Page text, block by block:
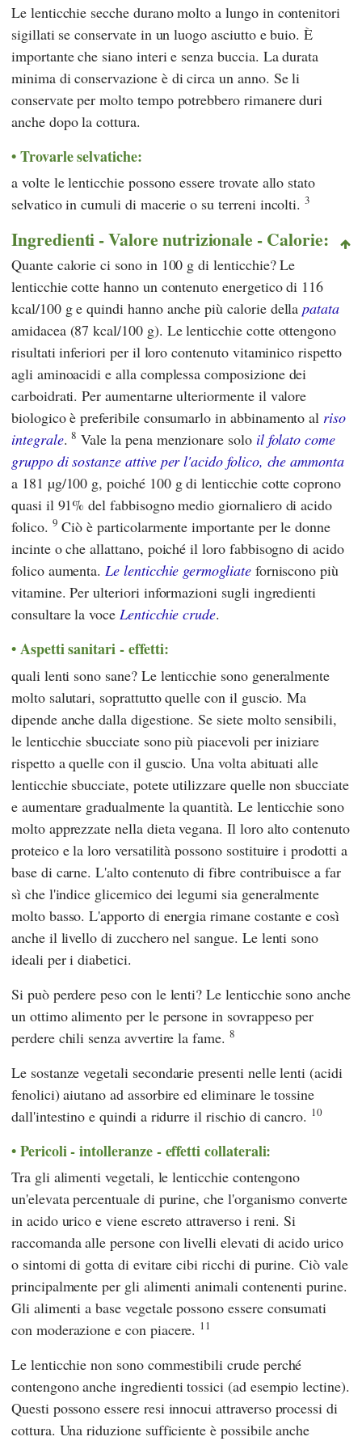
Le lenticchie secche durano molto a lungo in contenitori
sigillati se conservate in un luogo asciutto e buio. È
importante che siano interi e senza buccia. La durata
minima di conservazione è di circa un anno. Se li
conservate per molto tempo potrebbero rimanere duri
anche dopo la cottura.
Trovarle selvatiche:
a volte le lenticchie possono essere trovate allo stato
selvatico in cumuli di macerie o su terreni incolti.3
Ingredienti - Valore nutrizionale - Calorie:
Quante calorie ci sono in 100 g di lenticchie? Le
lenticchie cotte hanno un contenuto energetico di 116
kcal/100 g e quindi hanno anche più calorie dellapatata
amidacea (87 kcal/100 g). Le lenticchie cotte ottengono
risultati inferiori per il loro contenuto vitaminico rispetto
agli aminoacidi e alla complessa composizione dei
carboidrati. Per aumentarne ulteriormente il valore
biologico è preferibile consumarlo in abbinamento al riso
integrale.8 Vale la pena menzionare solo il folato come
gruppo di sostanze attive per l'acido folico, che ammonta
a 181 µg/100 g, poiché 100 g di lenticchie cotte coprono
quasi il 91% del fabbisogno medio giornaliero di acido
folico. 9 Ciò è particolarmente importante per le donne
incinte o che allattano, poiché il loro fabbisogno di acido
folico aumenta.Le lenticchie germogliateforniscono più
vitamine. Per ulteriori informazioni sugli ingredienti
consultare la voce Lenticchie crude.
Aspetti sanitari - effetti:
quali lenti sono sane? Le lenticchie sono generalmente
molto salutari, soprattutto quelle con il guscio. Ma
dipende anche dalla digestione. Se siete molto sensibili,
le lenticchie sbucciate sono più piacevoli per iniziare
rispetto a quelle con il guscio. Una volta abituati alle
lenticchie sbucciate, potete utilizzare quelle non sbucciate
e aumentare gradualmente la quantità. Le lenticchie sono
molto apprezzate nella dieta vegana. Il loro alto contenuto
proteico e la loro versatilità possono sostituire i prodotti a
base di carne. L'alto contenuto di fibre contribuisce a far
sì che l'indice glicemico dei legumi sia generalmente
molto basso. L'apporto di energia rimane costante e così
anche il livello di zucchero nel sangue. Le lenti sono
ideali per i diabetici.
Si può perdere peso con le lenti? Le lenticchie sono anche
un ottimo alimento per le persone in sovrappeso per
perdere chili senza avvertire la fame. 8
Le sostanze vegetali secondarie presenti nelle lenti (acidi
fenolici) aiutano ad assorbire ed eliminare le tossine
dall'intestino e quindi a ridurre il rischio di cancro. 10
Pericoli - intolleranze - effetti collaterali:
Tra gli alimenti vegetali, le lenticchie contengono
un'elevata percentuale di purine, che l'organismo converte
in acido urico e viene escreto attraverso i reni. Si
raccomanda alle persone con livelli elevati di acido urico
o sintomi di gotta di evitare cibi ricchi di purine. Ciò vale
principalmente per gli alimenti animali contenenti purine.
Gli alimenti a base vegetale possono essere consumati
con moderazione e con piacere. 11
Le lenticchie non sono commestibili crude perché
contengono anche ingredienti tossici (ad esempio lectine).
Questi possono essere resi innocui attraverso processi di
cottura. Una riduzione sufficiente è possibile anche